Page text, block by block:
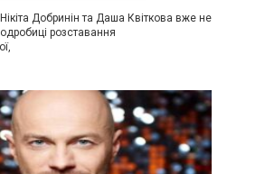
Добринін та Даша Квіткова вже не
розставання